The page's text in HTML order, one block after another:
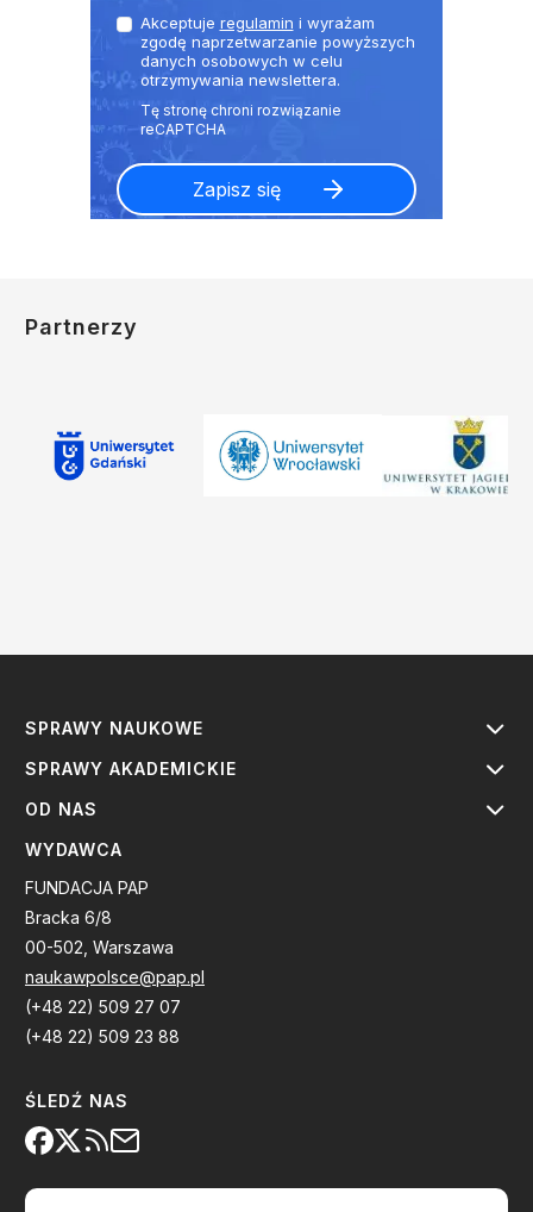
Akceptuje regulamin i wyrażam
zgodę naprzetwarzanie powyższych
danych osobowych w celu
otrzymywania newslettera.
Partnerzy
SPRAWY NAUKOWE
SPRAWY AKADEMICKIE
OD NAS
WYDAWCA
FUNDACJA PAP
Bracka 6/8
00-502, Warszawa
naukawpolsce@pap.pl
(+48 22) 509 27 07
(+48 22) 509 23 88
ŚLEDŹ NAS